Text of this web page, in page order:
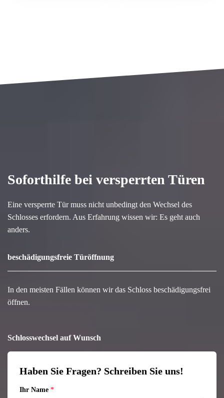
Soforthilfe bei versperrten Türen
Eine versperrte Tür muss nicht unbedingt den Wechsel des
Schlosses erfordern. Aus Erfahrung wissen wir: Es geht auch
anders.
beschädigungsfreie Türöffnung
In den meisten Fällen können wir das Schloss beschädigungsfrei
öffnen.
Schlosswechsel auf Wunsch
Haben Sie Fragen? Schreiben Sie uns!
Ihr Name